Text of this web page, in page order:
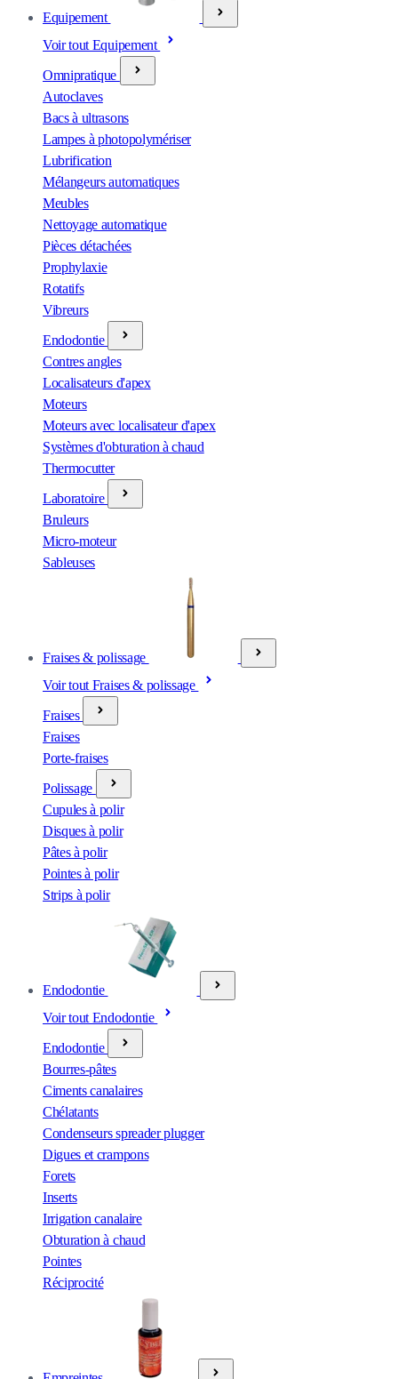
Equipement
Voir tout Equipement
Omnipratique
Autoclaves
Bacs à ultrasons
Lampes à photopolymériser
Lubrification
Mélangeurs automatiques
Meubles
Nettoyage automatique
Pièces détachées
Prophylaxie
Rotatifs
Vibreurs
Endodontie
Contres angles
Localisateurs d'apex
Moteurs
Moteurs avec localisateur d'apex
Systèmes d'obturation à chaud
Thermocutter
Laboratoire
Bruleurs
Micro-moteur
Sableuses
Fraises & polissage
Voir tout Fraises & polissage
Fraises
Fraises
Porte-fraises
Polissage
Cupules à polir
Disques à polir
Pâtes à polir
Pointes à polir
Strips à polir
Endodontie
Voir tout Endodontie
Endodontie
Bourres-pâtes
Ciments canalaires
Chélatants
Condenseurs spreader plugger
Digues et crampons
Forets
Inserts
Irrigation canalaire
Obturation à chaud
Pointes
Réciprocité